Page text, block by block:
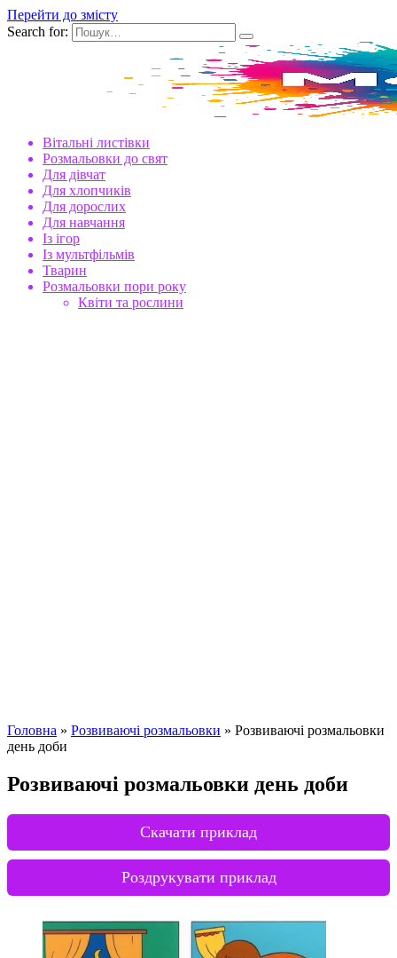
Перейти до змісту
Search for:
Вітальні листівки
Розмальовки до свят
Для дівчат
Для хлопчиків
Для дорослих
Для навчання
Із ігор
Із мультфільмів
Тварин
Розмальовки пори року
Квіти та рослини
Головна » Розвиваючі розмальовки » Розвиваючі розмальовки
день доби
Розвиваючі розмальовки день доби
Скачати приклад
Роздрукувати приклад